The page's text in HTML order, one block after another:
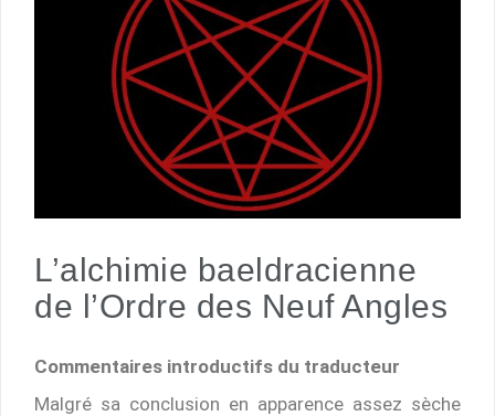
L’alchimie baeldracienne
de l’Ordre des Neuf Angles
Commentaires introductifs du traducteur
Malgré sa conclusion en apparence assez sèche